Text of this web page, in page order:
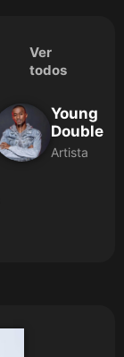
Ver
todos
Young
Double
Artista